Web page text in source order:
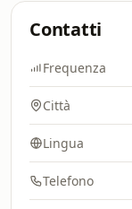
Contatti
Frequenza
Città
Lingua
Telefono